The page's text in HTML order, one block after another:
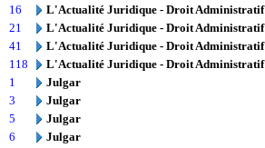
16
L'Actualité Juridique - Droit Administratif
21
L'Actualité Juridique - Droit Administratif
41
L'Actualité Juridique - Droit Administratif
118
L'Actualité Juridique - Droit Administratif
1
Julgar
3
Julgar
5
Julgar
6
Julgar